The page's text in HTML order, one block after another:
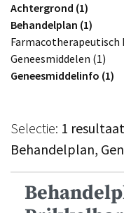
Achtergrond (1)
Behandelplan (1)
Farmacotherapeutisch
Geneesmiddelen (1)
Geneesmiddelinfo (1)
Selectie: 1 resultaat
Behandelplan,